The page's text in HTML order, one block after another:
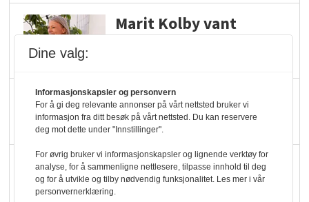
Marit Kolby vant
Blir enklere å velge
økologisk i butikkhylla
Kolonihagen sliter
med å få tak i nok melk
Dine valg:
Informasjonskapsler og personvern
For å gi deg relevante annonser på vårt nettsted bruker vi
informasjon fra ditt besøk på vårt nettsted. Du kan reservere
deg mot dette under "Innstillinger".
For øvrig bruker vi informasjonskapsler og lignende verktøy for
analyse, for å sammenligne nettlesere, tilpasse innhold til deg
og for å utvikle og tilby nødvendig funksjonalitet. Les mer i vår
personvernerklæring.